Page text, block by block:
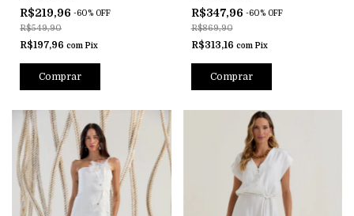
R$219,96 -60% OFF
R$549,90
R$197,96 com Pix
Comprar
R$347,96 -60% OFF
R$869,90
R$313,16 com Pix
Comprar